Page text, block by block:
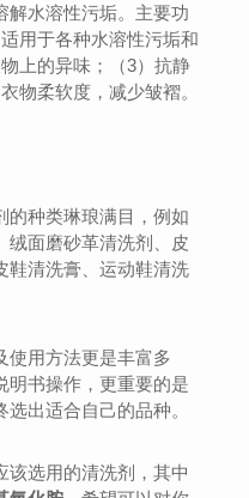
解水溶性污垢。主要功
用于各种水溶性污垢和
上的异味；（3）抗静
物柔软度，减少皱褶。
的种类琳琅满目，例如
绒面磨砂革清洗剂、皮
鞋清洗膏、运动鞋清洗
使用方法更是丰富多
明书操作，更重要的是
出适合自己的品种。
该选用的清洗剂，其中